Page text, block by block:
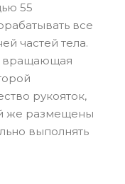
55
все
частей тела.
вращающая
рукояток,
же размещены
выполнять